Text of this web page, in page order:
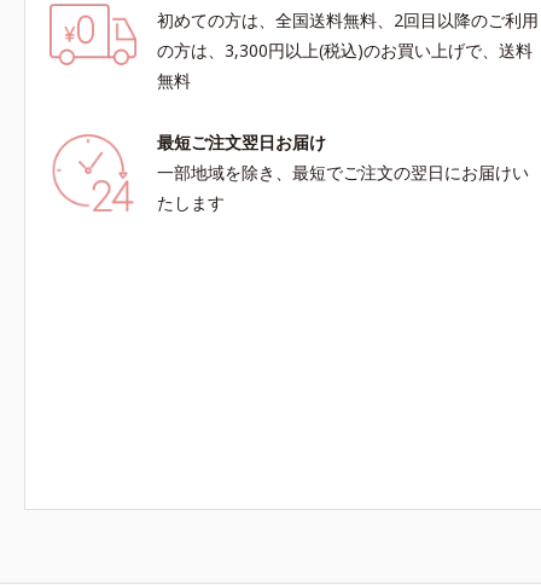
初めての方は、全国送料無料、2回目以降のご利用
の方は、3,300円以上(税込)のお買い上げで、送料
無料
最短ご注文翌日お届け
一部地域を除き、最短でご注文の翌日にお届けい
たします